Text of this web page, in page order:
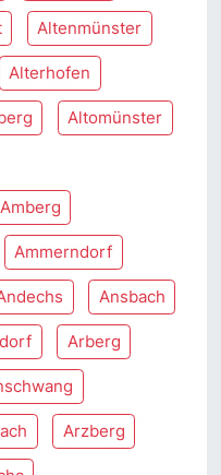
Altenmünster
Alterhofen
Altomünster
Amberg
Ammerndorf
Ansbach
Arberg
Arzberg